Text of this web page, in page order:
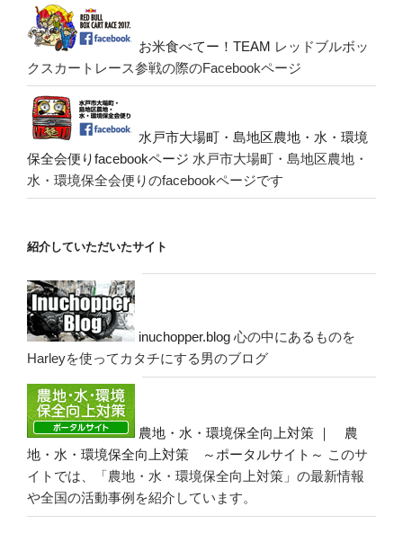
お米食べてー！TEAM レッドブルボッ
クスカートレース参戦の際のFacebookページ
水戸市大場町・島地区農地・水・環境
保全会便りfacebookページ 水戸市大場町・島地区農地・
水・環境保全会便りのfacebookページです
紹介していただいたサイト
inuchopper.blog 心の中にあるものを
Harleyを使ってカタチにする男のブログ
農地・水・環境保全向上対策 ｜ 農
地・水・環境保全向上対策 ～ポータルサイト～ このサ
イトでは、「農地・水・環境保全向上対策」の最新情報
や全国の活動事例を紹介しています。